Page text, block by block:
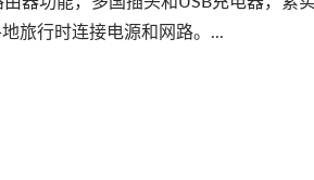
旅行时连接电源和网路。...